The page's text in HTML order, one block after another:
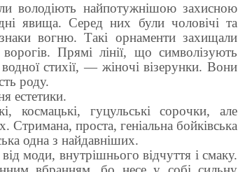
володіють найпотужнішою захисною
явища. Серед них були чоловічі та
вогню. Такі орнаменти захищали
ворогів. Прямі лінії, що символізують
стихії, — жіночі візерунки. Вони
роду.
естетики.
космацькі, гуцульські сорочки, але
Стримана, проста, геніальна бойківська
одна з найдавніших.
моди, внутрішнього відчуття і смаку.